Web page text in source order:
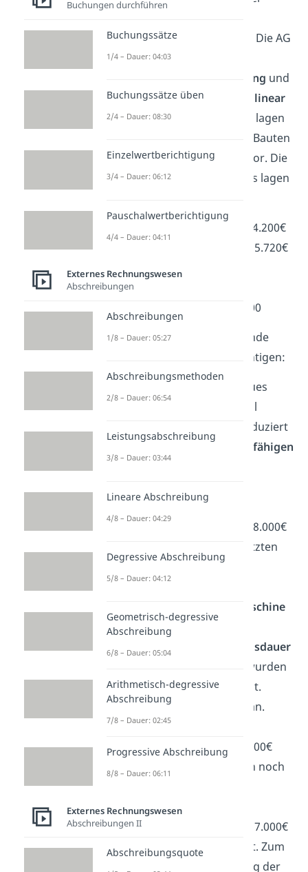
Maschinenbauunternehmen. Die AG
verfolgt die
Jahresüberschussmaximierung und
alleAbschreibungen
linear
durchgeführt. Im letzten Jahr lagen
im Bereich Grundstücke und Bauten
Zuschreibungen von 2.000€ vor. Die
Abschreibungen dieses Jahres lagen
Immaterielles Vermögen 4.200€
Grundstücke und Bauten 5.720€
Technische Anlagen und
Maschinen 16.680€ und
Andere Anlagen, BGA 7.000
Außerdem müssen wir folgende
berücksichtigen:
Dieses Jahr wurde ein neues
Produkt entwickelt. Es soll
nächstes Jahr bereits produziert
werden. Die
aktivierungsfähigen
„Blümchen AG“ mit
Anschaffungskosten von 8.000€
wurde verkauft. In den letzten
Jahren wurden 2.000€
Maschine
fertiggestellt. Ihre
voraussichtliche
Nutzungsdauer
beträgt 10 Jahre. 8.000€ wurden
bereits letztes Jahr gezahlt.
Dieses Jahr fallen 7.000€ an.
Insgesamt betragen die
Anschaffungskosten
15.000€
und die Maschine wurden noch
EinGebäude
Anschaffungskosten
von 7.000€
wurde für 1.600€ verkauft. Zum
Zeitpunkt des Verkaufs lag der
Buchungen durchführen
Buchungssätze
1/4 – Dauer: 04:03
Buchungssätze üben
2/4 – Dauer: 08:30
Einzelwertberichtigung
3/4 – Dauer: 06:12
Pauschalwertberichtigung
4/4 – Dauer: 04:11
Externes Rechnungswesen
Abschreibungen
Abschreibungen
1/8 – Dauer: 05:27
Abschreibungsmethoden
2/8 – Dauer: 06:54
Leistungsabschreibung
3/8 – Dauer: 03:44
Lineare Abschreibung
4/8 – Dauer: 04:29
Degressive Abschreibung
5/8 – Dauer: 04:12
Geometrisch-degressive
Abschreibung
6/8 – Dauer: 05:04
Arithmetisch-degressive
Abschreibung
7/8 – Dauer: 02:45
Progressive Abschreibung
8/8 – Dauer: 06:11
Externes Rechnungswesen
Abschreibungen II
Abschreibungsquote